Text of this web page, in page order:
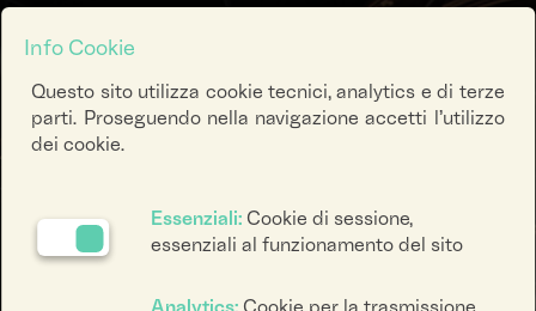
Info Cookie
Questo sito utilizza cookie tecnici, analytics e di terze
parti. Proseguendo nella navigazione accetti l’utilizzo
dei cookie.
Essenziali: Cookie di sessione,
essenziali al funzionamento del sito